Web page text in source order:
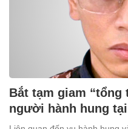
Bắt tạm giam “tổng
người hành hung